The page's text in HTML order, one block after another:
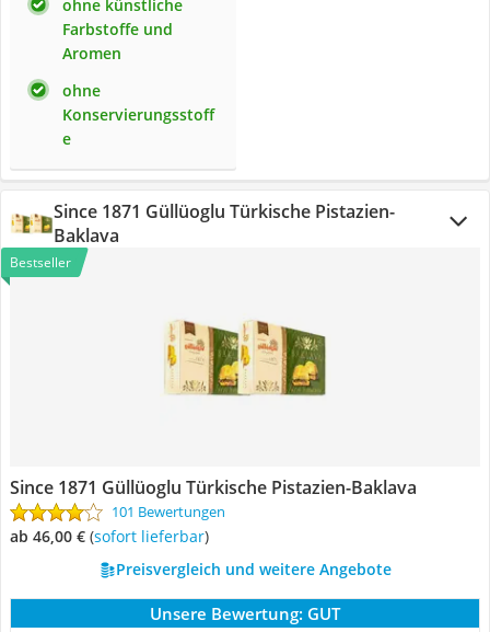
ohne künstliche
Farbstoffe und
Aromen
ohne
Konservierungsstoff
e
Since 1871 Güllüoglu Türkische Pistazien-
Baklava
Bestseller
Since 1871 Güllüoglu Türkische Pistazien-Baklava
101 Bewertungen
ab 46,00 € ( Sofort lieferbar)
Preisvergleich und weitere Angebote
Unsere Bewertung: GUT